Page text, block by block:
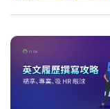
象的部分。開頭
語與自我介紹